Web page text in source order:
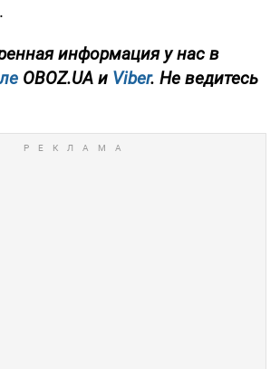
информация у нас в
OBOZ.UA и Viber. Не ведитесь